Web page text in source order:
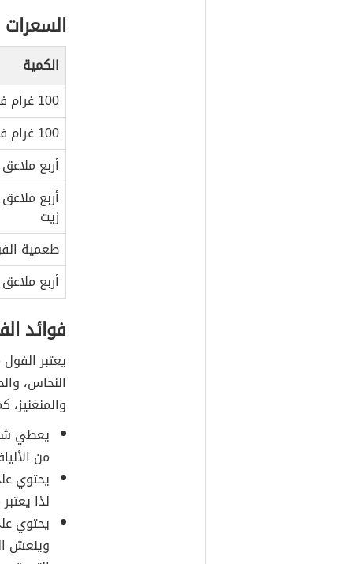
الكمية
100 غرام فول مسلوق
100 غرام فول معلب
أربع
أربع
زيت
طعمية
أربع
فوائد
يعتبر
النحاس،
يعطي
من
يحتوي
لذا
يحتوي
وينعش